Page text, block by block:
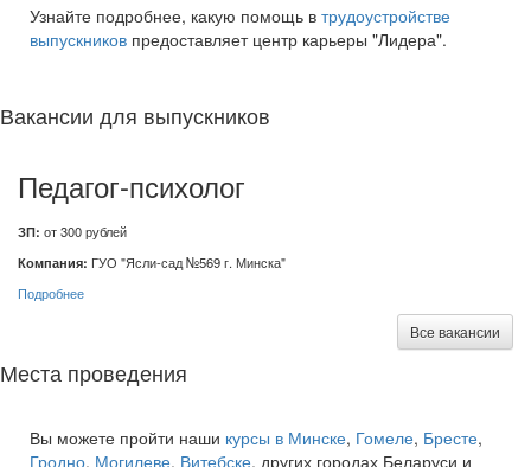
Узнайте подробнее, какую помощь в трудоустройстве
выпускников предоставляет центр карьеры "Лидера".
Вакансии для выпускников
Педагог-психолог
ЗП: от 300 рублей
Компания: ГУО "Ясли-сад №569 г. Минска"
Подробнее
Все вакансии
Места проведения
Вы можете пройти наши курсы в Минске, Гомеле, Бресте,
Гродно, Могилеве, Витебске, других городах Беларуси и